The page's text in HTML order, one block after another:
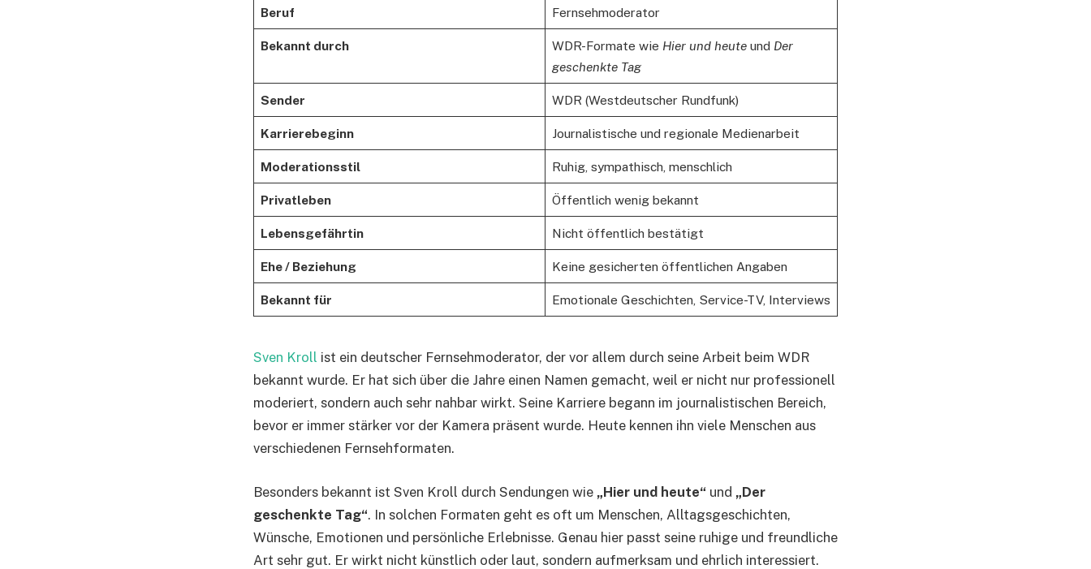
Beruf Fernsehmoderator
Bekannt durch WDR-Formate wie Hier und heuteund Der
geschenkte Tag
Sender WDR (Westdeutscher Rundfunk)
Karrierebeginn Journalistische und regionale Medienarbeit
Moderationsstil Ruhig, sympathisch, menschlich
Privatleben Öffentlich wenig bekannt
Lebensgefährtin Nicht öffentlich bestätigt
Ehe / Beziehung Keine gesicherten öffentlichen Angaben
Bekannt für Emotionale Geschichten, Service-TV, Interviews
Sven Kroll ist ein deutscher Fernsehmoderator, der vor allem durch seine Arbeit beim WDR
bekannt wurde. Er hat sich über die Jahre einen Namen gemacht, weil er nicht nur professionell
moderiert, sondern auch sehr nahbar wirkt. Seine Karriere begann im journalistischen Bereich,
bevor er immer stärker vor der Kamera präsent wurde. Heute kennen ihn viele Menschen aus
verschiedenen Fernsehformaten.
Besonders bekannt ist Sven Kroll durch Sendungen wie „Hier und heute“ und „Der
geschenkte Tag“. In solchen Formaten geht es oft um Menschen, Alltagsgeschichten,
Wünsche, Emotionen und persönliche Erlebnisse. Genau hier passt seine ruhige und freundliche
Art sehr gut. Er wirkt nicht künstlich oder laut, sondern aufmerksam und ehrlich interessiert.